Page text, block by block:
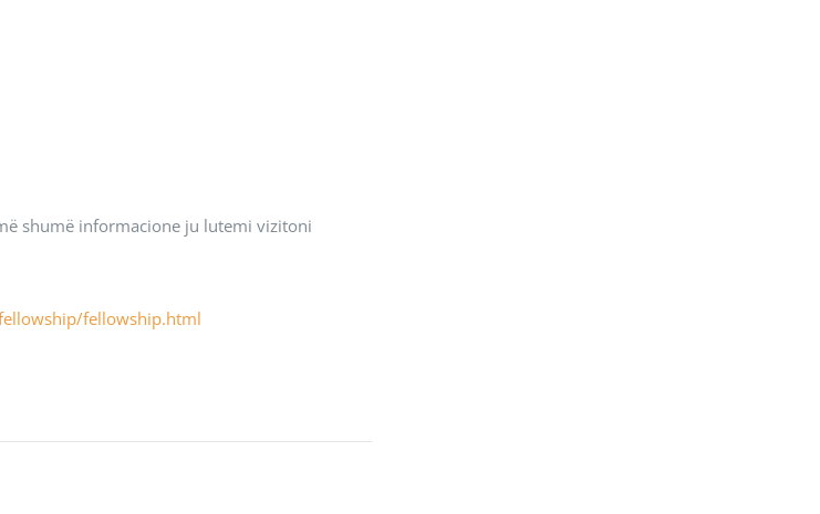
shumë informacione ju lutemi vizitoni
fellowship.html